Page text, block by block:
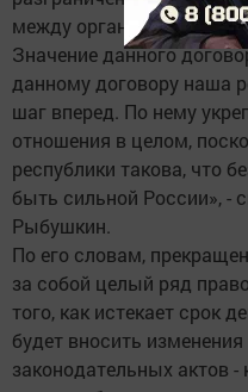
между органами
Значение данного
данному договору наша
шаг вперед. По нему
отношения в целом,
республики такова, что
быть сильной России», -
Рыбушкин.
По его словам,
за собой целый ряд
того, как истекает срок
будет вносить
законодательных актов -